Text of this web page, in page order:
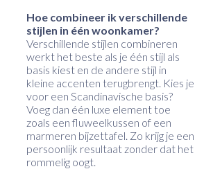
Hoe combineer ik verschillende
stijlen in één woonkamer?
Verschillende stijlen combineren
werkt het beste als je één stijl als
basis kiest en de andere stijl in
kleine accenten terugbrengt. Kies je
voor een Scandinavische basis?
Voeg dan één luxe element toe
zoals een fluweelkussen of een
marmeren bijzettafel. Zo krijg je een
persoonlijk resultaat zonder dat het
rommelig oogt.